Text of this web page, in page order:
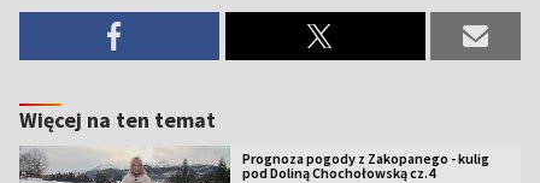
Więcej na ten temat
Prognoza pogody z Zakopanego - kulig
pod Doliną Chochołowską cz.4